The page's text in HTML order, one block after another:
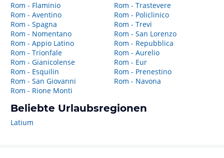
Rom - Flaminio
Rom - Aventino
Rom - Spagna
Rom - Nomentano
Rom - Appio Latino
Rom - Trionfale
Rom - Gianicolense
Rom - Esquilin
Rom - San Giovanni
Rom - Rione Monti
Rom - Trastevere
Rom - Policlinico
Rom - Trevi
Rom - San Lorenzo
Rom - Repubblica
Rom - Aurelio
Rom - Eur
Rom - Prenestino
Rom - Navona
Beliebte Urlaubsregionen
Latium